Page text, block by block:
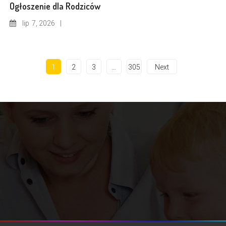
Ogłoszenie dla Rodziców
lip 7, 2026
1 2 3 … 305 Next